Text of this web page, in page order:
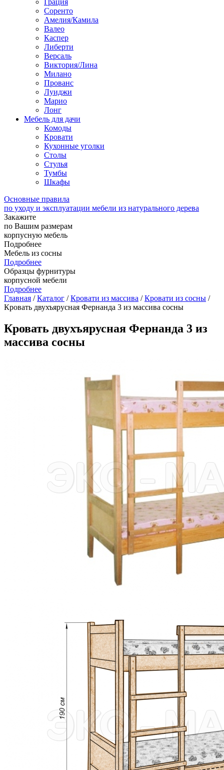
Грация
Соренто
Амелия/Камила
Валео
Каспер
Либерти
Версаль
Виктория/Лина
Милано
Прованс
Луиджи
Марио
Лонг
Мебель для дачи
Комоды
Кровати
Кухонные уголки
Столы
Стулья
Тумбы
Шкафы
Основные правила
по уходу и эксплуатации мебели из натурального дерева
Закажите
по Вашим размерам
корпусную мебель
Подробнее
Мебель из сосны
Подробнее
Образцы фурнитуры
корпусной мебели
Подробнее
Главная /Каталог /Кровати из массива /Кровати из сосны /
Кровать двухъярусная Фернанда 3 из массива сосны
Кровать двухъярусная Фернанда 3 из
массива сосны